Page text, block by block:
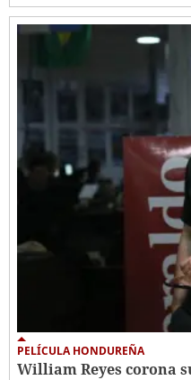
PELÍCULA HONDUREÑA
William Reyes corona